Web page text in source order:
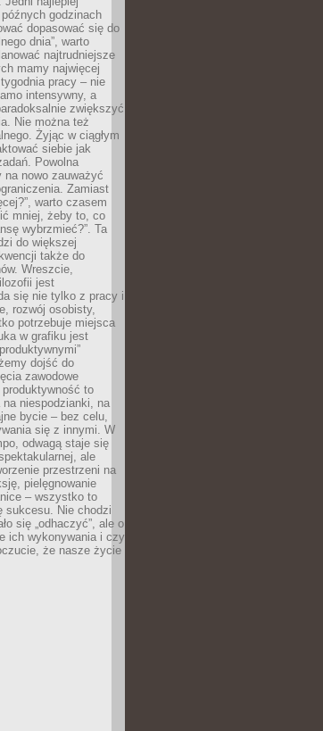
godzinach
dopasować się do
dnia”, warto
najtrudniejsze
mamy najwięcej
pracy – nie
intensywny, a
zwiększyć
Nie można też
Żyjąc w ciągłym
siebie jak
Powolna
na nowo zauważyć
Zamiast
warto czasem
mniej, żeby to, co
wybrzmieć?”. Ta
do większej
także do
Wreszcie,
jest
się nie tylko z pracy i
rozwój osobisty,
potrzebuje miejsca
w grafiku jest
dojść do
zawodowe
to
niespodzianki, na
bycie – bez celu,
się z innymi. W
odwagą staje się
ale
przestrzeni na
pielęgnowanie
– wszystko to
sukcesu. Nie chodzi
się „odhaczyć”, ale o
ich wykonywania i czy
że nasze życie